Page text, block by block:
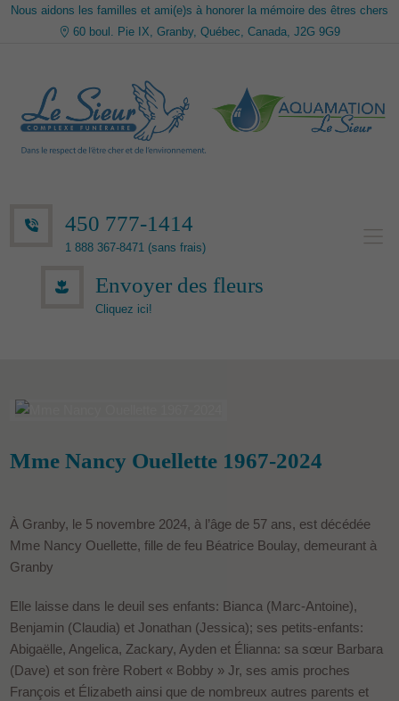
Nous aidons les familles et ami(e)s à honorer la mémoire des êtres chers
60 boul. Pie IX, Granby, Québec, Canada, J2G 9G9
450 777-1414
1 888 367-8471 (sans frais)
Envoyer des fleurs
Cliquez ici!
Mme Nancy Ouellette 1967-2024
À Granby, le 5 novembre 2024, à l’âge de 57 ans, est décédée
Mme Nancy Ouellette, fille de feu Béatrice Boulay, demeurant à
Granby
Elle laisse dans le deuil ses enfants: Bianca (Marc-Antoine),
Benjamin (Claudia) et Jonathan (Jessica); ses petits-enfants:
Abigaëlle, Angelica, Zackary, Ayden et Élianna: sa sœur Barbara
(Dave) et son frère Robert « Bobby » Jr, ses amis proches
François et Élizabeth ainsi que de nombreux autres parents et